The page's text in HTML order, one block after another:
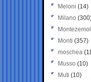
Meloni (14)
Milano
Monti (357)
moschea
Musso (10)
Muti (10)